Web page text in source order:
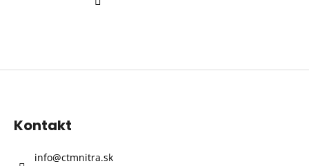
Z
Kontakt
info@ctmnitra.sk